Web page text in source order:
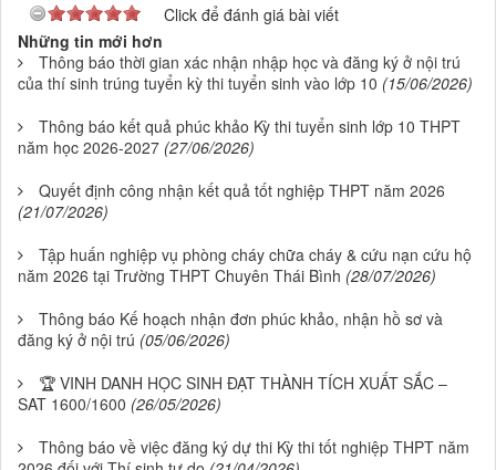
Click để đánh giá bài viết
Những tin mới hơn
Thông báo thời gian xác nhận nhập học và đăng ký ở nội trú
của thí sinh trúng tuyển kỳ thi tuyển sinh vào lớp 10 (15/06/2026)
Thông báo kết quả phúc khảo Kỳ thi tuyển sinh lớp 10 THPT
năm học 2026-2027 (27/06/2026)
Quyết định công nhận kết quả tốt nghiệp THPT năm 2026
(21/07/2026)
Tập huấn nghiệp vụ phòng cháy chữa cháy & cứu nạn cứu hộ
năm 2026 tại Trường THPT Chuyên Thái Bình (28/07/2026)
Thông báo Kế hoạch nhận đơn phúc khảo, nhận hồ sơ và
đăng ký ở nội trú (05/06/2026)
🏆 VINH DANH HỌC SINH ĐẠT THÀNH TÍCH XUẤT SẮC –
SAT 1600/1600 (26/05/2026)
Thông báo về việc đăng ký dự thi Kỳ thi tốt nghiệp THPT năm